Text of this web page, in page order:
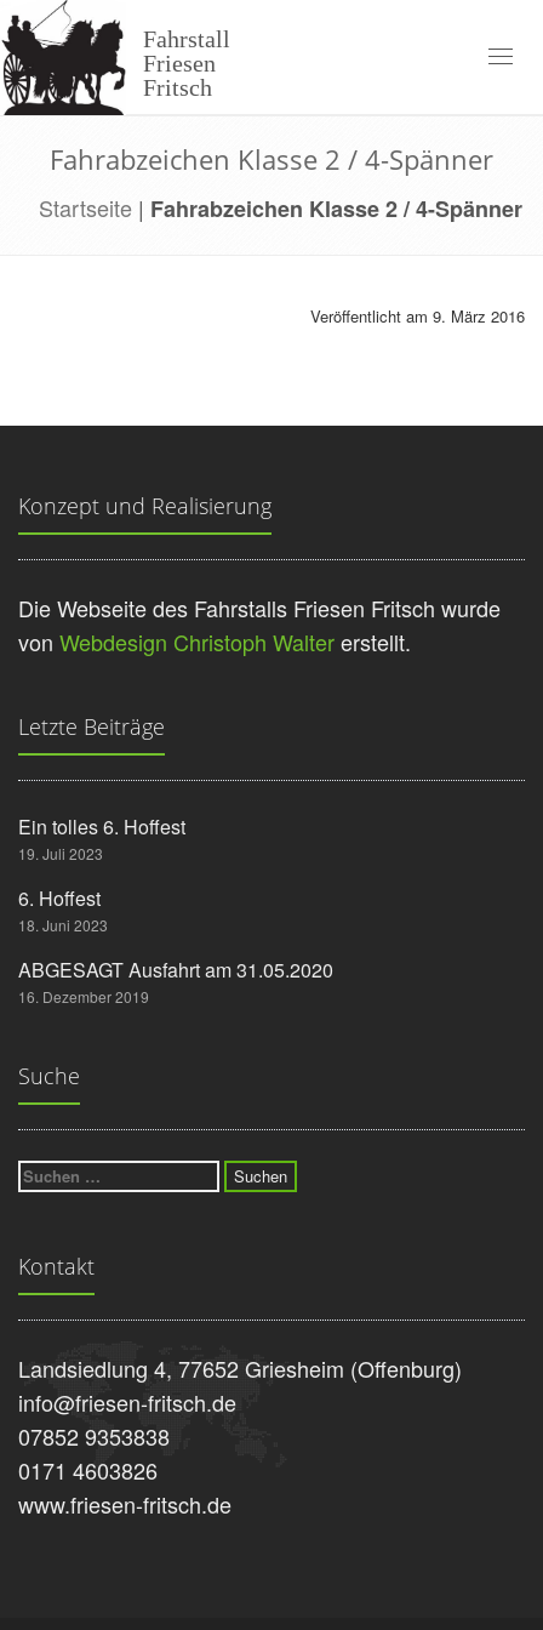
Skip
to
content
Fahrstall
Friesen
Fritsch
Fahrabzeichen Klasse 2 / 4-Spänner
Startseite | Fahrabzeichen Klasse 2 / 4-Spänner
Veröffentlicht am 9. März 2016
Konzept und Realisierung
Die Webseite des Fahrstalls Friesen Fritsch wurde
von Webdesign Christoph Waltererstellt.
Letzte Beiträge
Ein tolles 6. Hoffest
19. Juli 2023
6. Hoffest
18. Juni 2023
ABGESAGT Ausfahrt am 31.05.2020
16. Dezember 2019
Suche
Suchen
nach:
Kontakt
Landsiedlung 4, 77652 Griesheim (Offenburg)
info@friesen-fritsch.de
07852 9353838
0171 4603826
www.friesen-fritsch.de